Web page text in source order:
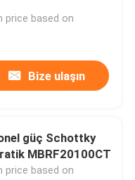
price based on
Bize ulaşın
güç Schottky
MBRF20100CT
price based on